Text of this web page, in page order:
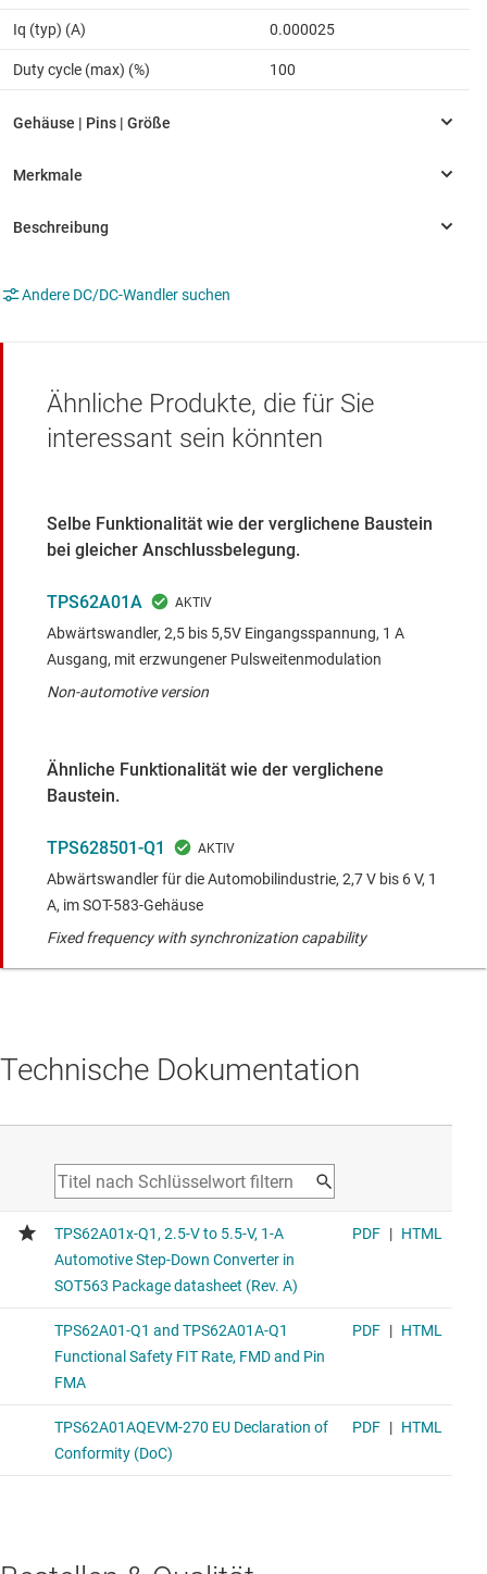
Iq (typ) (A) 0.000025
Duty cycle (max) (%) 100
Andere DC/DC-Wandler suchen
Ähnliche Produkte, die für Sie
interessant sein könnten
Selbe Funktionalität wie der verglichene Baustein
bei gleicher Anschlussbelegung.
TPS62A01A
Abwärtswandler, 2,5 bis 5,5V Eingangsspannung, 1 A
Ausgang, mit erzwungener Pulsweitenmodulation
Non-automotive version
Ähnliche Funktionalität wie der verglichene
Baustein.
TPS628501-Q1
Abwärtswandler für die Automobilindustrie, 2,7 V bis 6 V, 1
A, im SOT-583-Gehäuse
Fixed frequency with synchronization capability
Technische Dokumentation